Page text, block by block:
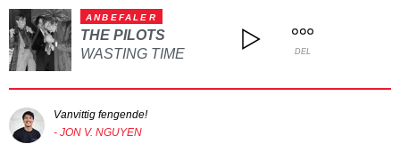
ANBEFALER
THE PILOTS
WASTING TIME
DEL
Vanvittig fengende!
- JON V. NGUYEN